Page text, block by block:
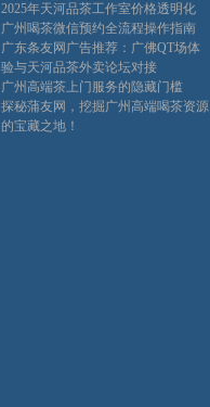
2025年天河品茶工作室价格透明化
广州喝茶微信预约全流程操作指南
广东条友网广告推荐：广佛QT场体
验与天河品茶外卖论坛对接
广州高端茶上门服务的隐藏门槛
探秘蒲友网，挖掘广州高端喝茶资源
的宝藏之地！